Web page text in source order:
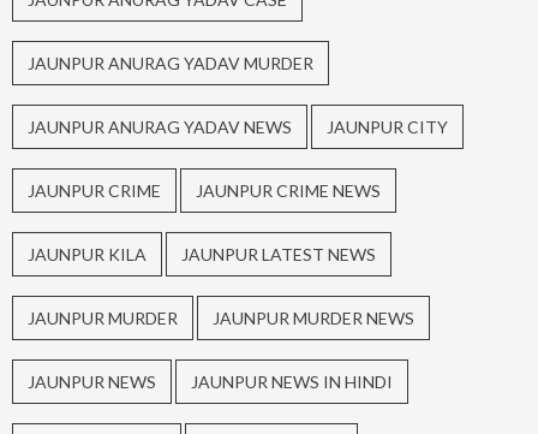
JAUNPUR ANURAG YADAV MURDER
JAUNPUR ANURAG YADAV NEWS JAUNPUR CITY
JAUNPUR CRIME JAUNPUR CRIME NEWS
JAUNPUR KILA JAUNPUR LATEST NEWS
JAUNPUR MURDER JAUNPUR MURDER NEWS
JAUNPUR NEWS JAUNPUR NEWS IN HINDI